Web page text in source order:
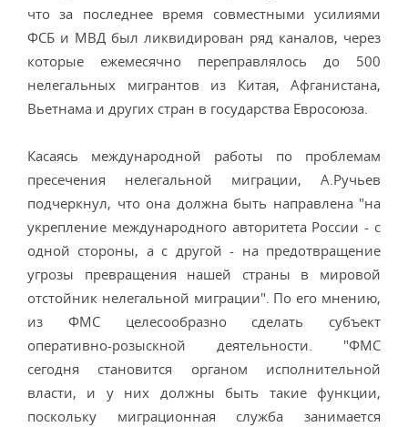
что за последнее время совместными усилиями
ФСБ и МВД был ликвидирован ряд каналов, через
которые ежемесячно переправлялось до 500
нелегальных мигрантов из Китая, Афганистана,
Вьетнама и других стран в государства Евросоюза.
Касаясь международной работы по проблемам
пресечения нелегальной миграции, А.Ручьев
подчеркнул, что она должна быть направлена "на
укрепление международного авторитета России - с
одной стороны, а с другой - на предотвращение
угрозы превращения нашей страны в мировой
отстойник нелегальной миграции". По его мнению,
из ФМС целесообразно сделать субъект
оперативно-розыскной деятельности. "ФМС
сегодня становится органом исполнительной
власти, и у них должны быть такие функции,
поскольку миграционная служба занимается